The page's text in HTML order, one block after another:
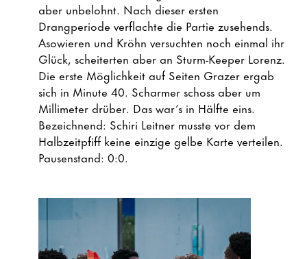
aber unbelohnt. Nach dieser ersten
Drangperiode verflachte die Partie zusehends.
Asowieren und Kröhn versuchten noch einmal ihr
Glück, scheiterten aber an Sturm-Keeper Lorenz.
Die erste Möglichkeit auf Seiten Grazer ergab
sich in Minute 40. Scharmer schoss aber um
Millimeter drüber. Das war’s in Hälfte eins.
Bezeichnend: Schiri Leitner musste vor dem
Halbzeitpfiff keine einzige gelbe Karte verteilen.
Pausenstand: 0:0.